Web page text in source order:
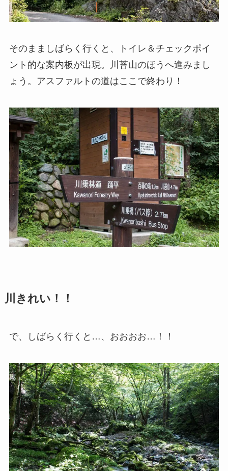
そのまましばらく行くと、トイレ＆チェックポイ
ント的な案内板が出現。川苔山のほうへ進みまし
ょう。アスファルトの道はここで終わり！
川きれい！！
で、しばらく行くと…、おおおお…！！